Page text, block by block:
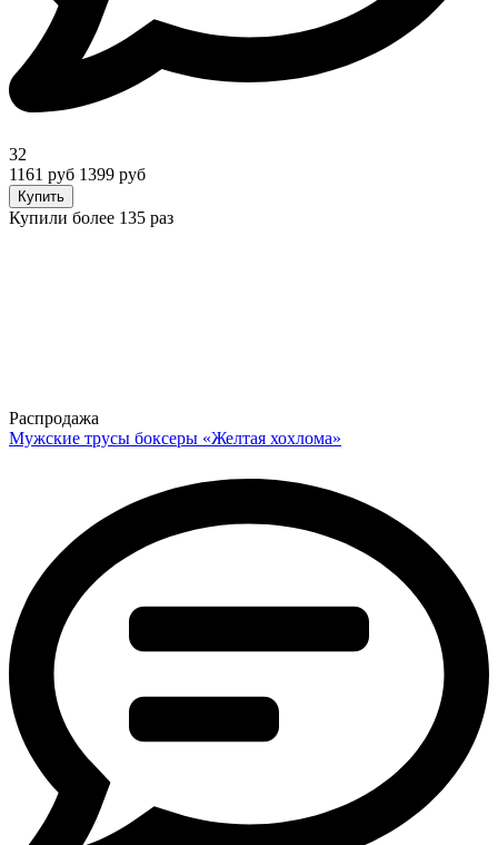
32
1161 руб 1399 руб
Купить
Купили более 135 раз
Распродажа
Мужские трусы боксеры «Желтая хохлома»